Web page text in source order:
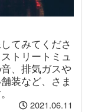
てみてくださ
トリートミュ
、排気ガスや
装など、さま
2021.06.11